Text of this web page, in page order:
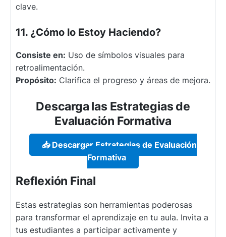
clave.
11. ¿Cómo lo Estoy Haciendo?
Consiste en: Uso de símbolos visuales para
retroalimentación.
Propósito: Clarifica el progreso y áreas de mejora.
Descarga las Estrategias de
Evaluación Formativa
📥 Descargar Estrategias de Evaluación
Formativa
Reflexión Final
Estas estrategias son herramientas poderosas
para transformar el aprendizaje en tu aula. Invita a
tus estudiantes a participar activamente y